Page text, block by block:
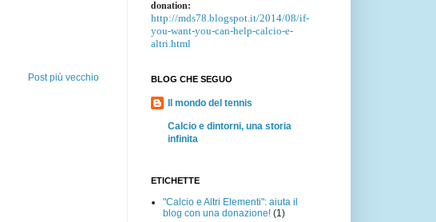
Post più vecchio
donation:
http://mds78.blogspot.it/2014/08/if-
you-want-you-can-help-calcio-e-
altri.html
BLOG CHE SEGUO
Il mondo del tennis
Calcio e dintorni, una storia
infinita
ETICHETTE
"Calcio e Altri Elementi": aiuta il
blog con una donazione! (1)